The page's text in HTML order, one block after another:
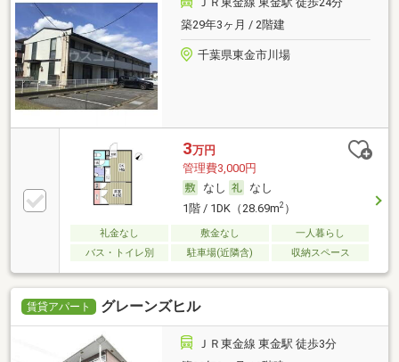
築29年3ヶ月 / 2階建
千葉県東金市川場
3万円
管理費3,000円
なし
なし
1階 / 1DK（28.69m2）
礼金なし 敷金なし
一人暮らし
バス・トイレ別
駐車場(近隣含) 収納スペース
賃貸アパート グレーンズヒル
ＪＲ東金線 東金駅 徒歩3分